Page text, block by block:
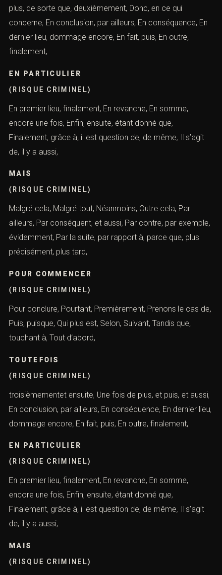
plus, de sorte que, deuxièmement, Donc, en ce qui
concerne, En conclusion, par ailleurs, En conséquence, En
dernier lieu, dommage encore, En fait, puis, En outre,
finalement,
EN PARTICULIER
(RISQUE CRIMINEL)
En premier lieu, finalement, En revanche, En somme,
encore une fois, Enfin, ensuite, étant donné que,
Finalement, grâce à, il est question de, de même, Il s’agit
de, il y a aussi,
MAIS
(RISQUE CRIMINEL)
Malgré cela, Malgré tout, Néanmoins, Outre cela, Par
ailleurs, Par conséquent, et aussi, Par contre, par exemple,
évidemment, Par la suite, par rapport à, parce que, plus
précisément, plus tard,
POUR COMMENCER
(RISQUE CRIMINEL)
Pour conclure, Pourtant, Premièrement, Prenons le cas de,
Puis, puisque, Qui plus est, Selon, Suivant, Tandis que,
touchant à, Tout d’abord,
TOUTEFOIS
(RISQUE CRIMINEL)
troisièmementet ensuite, Une fois de plus, et puis, et aussi,
En conclusion, par ailleurs, En conséquence, En dernier lieu,
dommage encore, En fait, puis, En outre, finalement,
EN PARTICULIER
(RISQUE CRIMINEL)
En premier lieu, finalement, En revanche, En somme,
encore une fois, Enfin, ensuite, étant donné que,
Finalement, grâce à, il est question de, de même, Il s’agit
de, il y a aussi,
MAIS
(RISQUE CRIMINEL)